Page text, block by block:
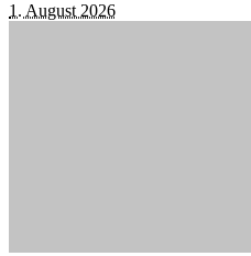
1. August 2026